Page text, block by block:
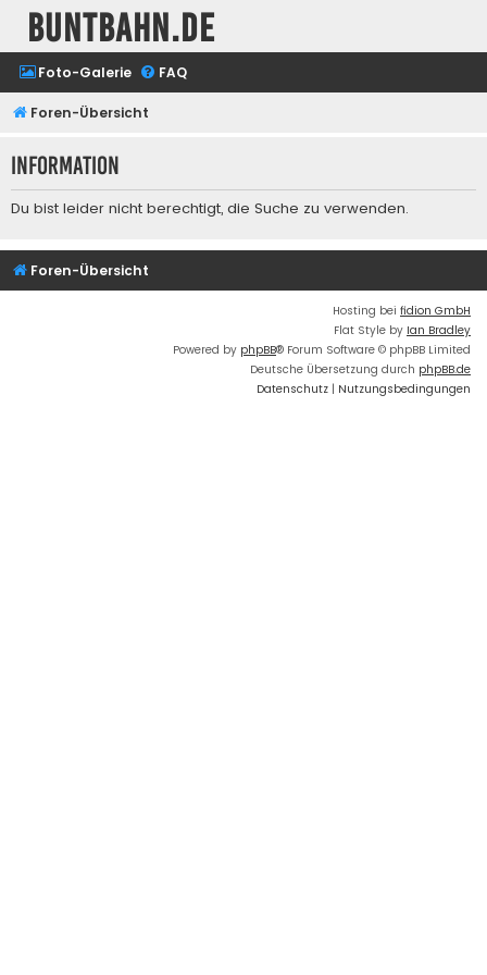
buntbahn.de
Foto-Galerie FAQ
Foren-Übersicht
Information
Du bist leider nicht berechtigt, die Suche zu verwenden.
Foren-Übersicht
Hosting bei fidion GmbH
Flat Style by Ian Bradley
Powered by phpBB® Forum Software © phpBB Limited
Deutsche Übersetzung durch phpBB.de
Datenschutz | Nutzungsbedingungen